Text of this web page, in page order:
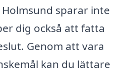
sparar inte
dig också att fatta
Genom att vara
kan du lättare